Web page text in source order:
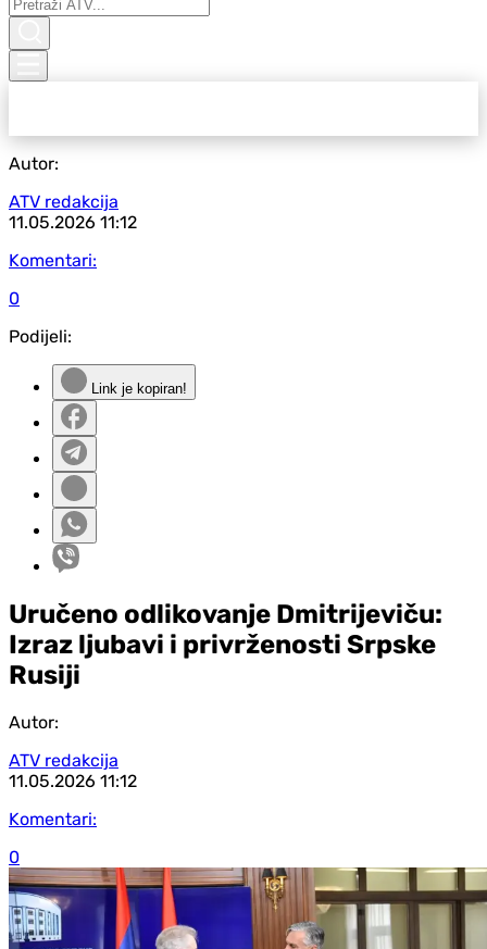
Autor:
ATV redakcija
11.05.2026 11:12
Komentari:
0
Podijeli:
Link je kopiran!
Uručeno odlikovanje Dmitrijeviču:
Izraz ljubavi i privrženosti Srpske
Rusiji
Autor:
ATV redakcija
11.05.2026 11:12
Komentari:
0